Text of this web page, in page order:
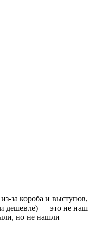
за короба и выступов,
дешевле) — это не наш
но не нашли